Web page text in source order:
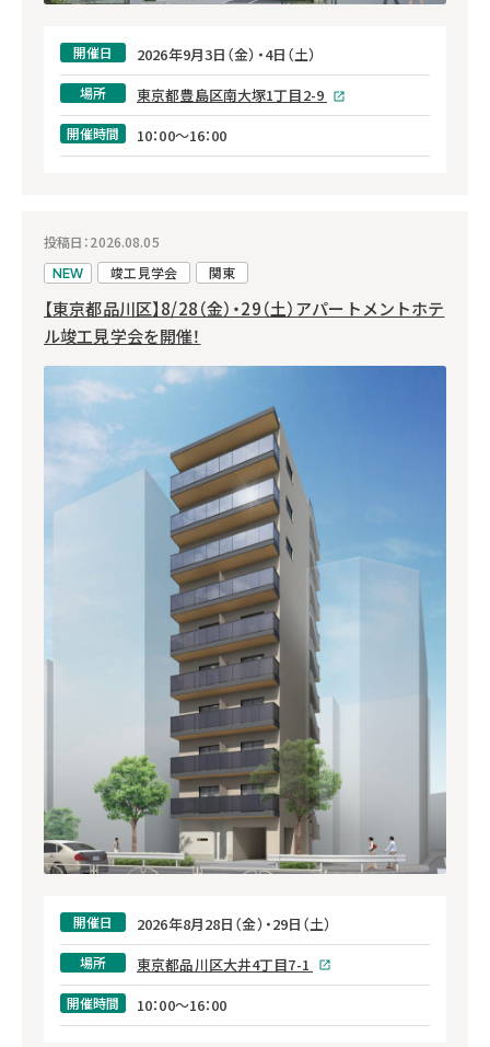
開催日 2026年9月3日（金）・4日（土）
場所 東京都豊島区南大塚1丁目2-9
開催時間 10：00～16：00
投稿日：2026.08.05
NEW 竣工見学会 関東
【東京都品川区】8/28（金）・29（土）アパートメントホテ
ル竣工見学会を開催！
開催日 2026年8月28日（金）・29日（土）
場所 東京都品川区大井4丁目7-1
開催時間 10：00～16：00